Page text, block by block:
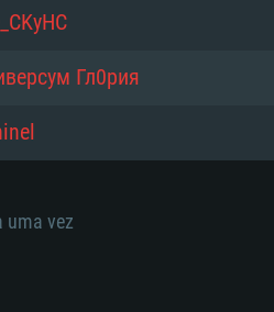
de banda larga.
de banda larga.
Гл0рия
uma vez